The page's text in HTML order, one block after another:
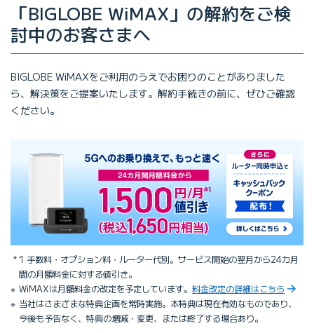
「BIGLOBE WiMAX」の解約をご検
討中のお客さまへ
BIGLOBE WiMAXをご利用のうえでお困りのことがありました
ら、解決策をご提案いたします。解約手続きの前に、ぜひご確認
ください。
1 手数料・オプション料・ルーター代別。サービス開始の翌月から24カ月
間の月額料金に対する値引き。
WiMAXは月額料金の改定を予定しています。料金改定の詳細はこちら
当社はさまざまな特典企画を常時実施。本特典は現在有効なものであり、
今後も予告なく、特典の増減・変更、または終了する場合あり。